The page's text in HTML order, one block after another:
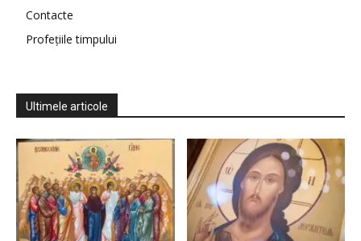
Contacte
Profețiile timpului
Ultimele articole